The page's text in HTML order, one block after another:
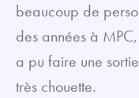
beaucoup de
des années à
a pu faire une
très chouette.